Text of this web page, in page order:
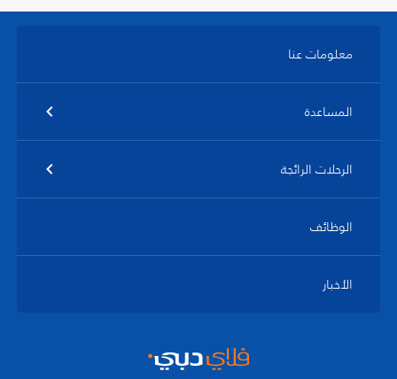
معلومات عنا
المساعدة
الرحلات الرائجة
الوظائف
الأخبار